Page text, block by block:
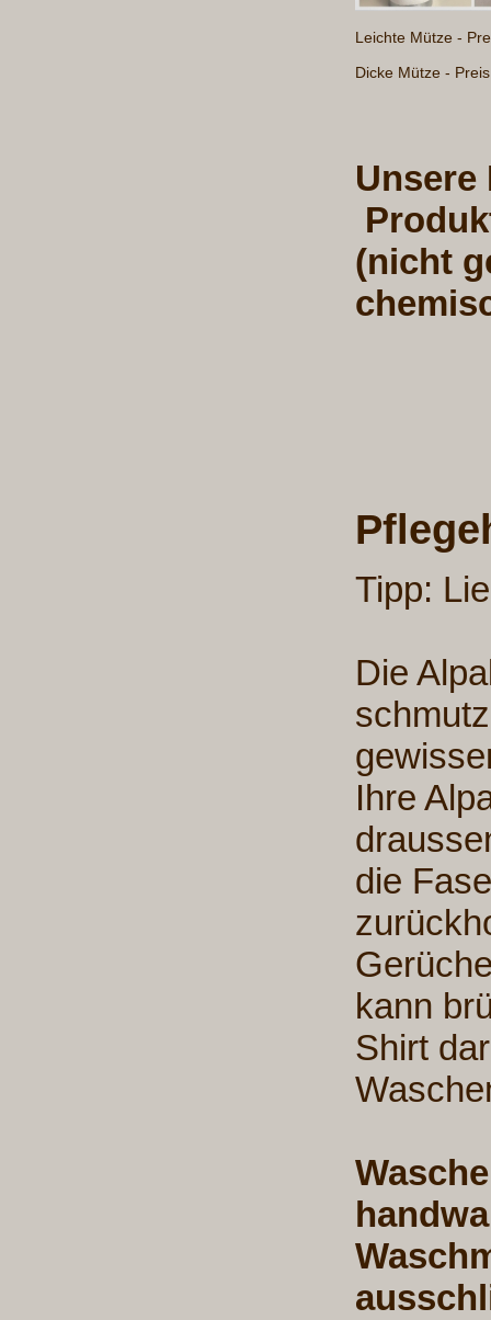
Leichte Mütze -
Dicke Mütze -
(nicht
Tipp:
Die
Ihre
die
kann
Shirt